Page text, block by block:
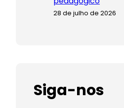
28 de julho de 2026
Siga-nos